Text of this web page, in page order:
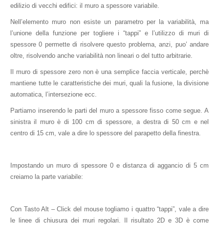
edilizio di vecchi edifici: il muro a spessore variabile.
Nell’elemento muro non esiste un parametro per la variabilità, ma
l’unione della funzione per togliere i “tappi” e l’utilizzo di muri di
spessore 0 permette di risolvere questo problema, anzi, puo’ andare
oltre, risolvendo anche variabilità non lineari o del tutto arbitrarie.
Il muro di spessore zero non è una semplice faccia verticale, perchè
mantiene tutte le caratteristiche dei muri, quali la fusione, la divisione
automatica, l’intersezione ecc.
Partiamo inserendo le parti del muro a spessore fisso come segue. A
sinistra il muro è di 100 cm di spessore, a destra di 50 cm e nel
centro di 15 cm, vale a dire lo spessore del parapetto della finestra.
Impostando un muro di spessore 0 e distanza di aggancio di 5 cm
creiamo la parte variabile:
Con Tasto Alt – Click del mouse togliamo i quattro “tappi”, vale a dire
le linee di chiusura dei muri regolari. Il risultato 2D e 3D è come